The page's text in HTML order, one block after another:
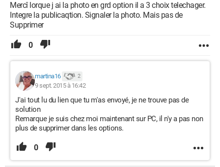
Mercî lorque j ai la photo en grd option il a 3 choix telechager.
Integre la publicaqtion. Signaler la photo. Mais pas de
Supprimer
0
martina16 2
9 sept. 2015 à 16:42
J'ai tout lu du lien que tu m'as envoyé, je ne trouve pas de
solution
Remarque je suis chez moi maintenant sur PC, il n'y a pas non
plus de supprimer dans les options.
0